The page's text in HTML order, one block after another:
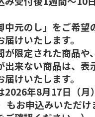
中元のし」をご希望
けいたします。
限定された商品や
出来ない商品は、表
けいたします。
年8月17日（月
もお申込みいただけ